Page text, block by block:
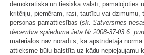
demokrātiskā un tiesiskā valstī, pamatojoties
kritēriju, piemēram, rasi, tautību vai dzimumu,
personas pamattiesības (sk. Satversmes
decembra sprieduma lietā Nr.2008-37-03 6.
materiālos nav norādīts, ka apstrīdētajā
attieksme būtu balstīta uz kādu nepieļaujamu